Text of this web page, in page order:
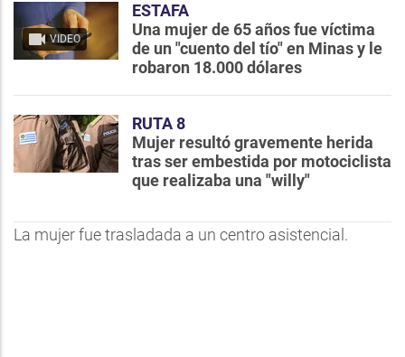
VIDEO
ESTAFA
Una mujer de 65 años fue víctima
de un "cuento del tío" en Minas y le
robaron 18.000 dólares
RUTA 8
Mujer resultó gravemente herida
tras ser embestida por motociclista
que realizaba una "willy"
La mujer fue trasladada a un centro asistencial.